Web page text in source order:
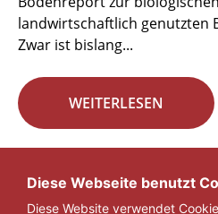
landwirtschaftlich genutzten
Zwar ist bislang...
WEITERLESEN
Diese Webseite benutzt
Diese Website verwendet